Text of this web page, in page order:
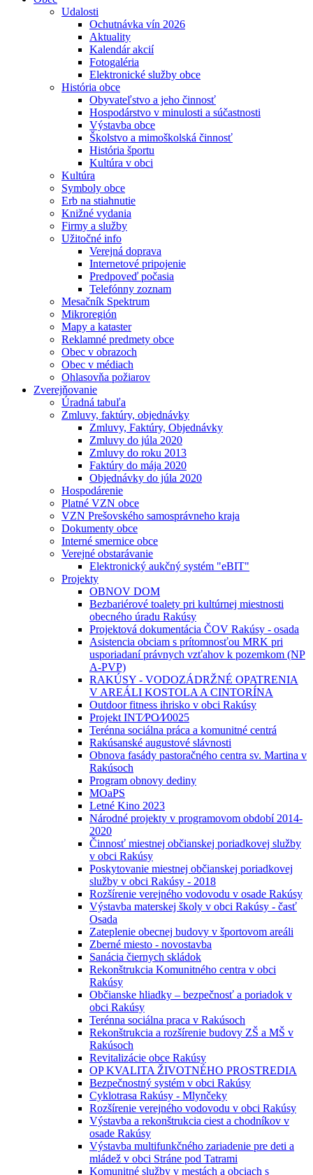
Udalosti
Ochutnávka vín 2026
Aktuality
Kalendár akcií
Fotogaléria
Elektronické služby obce
História obce
Obyvateľstvo a jeho činnosť
Hospodárstvo v minulosti a súčastnosti
Výstavba obce
Školstvo a mimoškolská činnosť
História športu
Kultúra v obci
Kultúra
Symboly obce
Erb na stiahnutie
Knižné vydania
Firmy a služby
Užitočné info
Verejná doprava
Internetové pripojenie
Predpoveď počasia
Telefónny zoznam
Mesačník Spektrum
Mikroregión
Mapy a kataster
Reklamné predmety obce
Obec v obrazoch
Obec v médiach
Ohlasovňa požiarov
Zverejňovanie
Úradná tabuľa
Zmluvy, faktúry, objednávky
Zmluvy, Faktúry, Objednávky
Zmluvy do júla 2020
Zmluvy do roku 2013
Faktúry do mája 2020
Objednávky do júla 2020
Hospodárenie
Platné VZN obce
VZN Prešovského samosprávneho kraja
Dokumenty obce
Interné smernice obce
Verejné obstarávanie
Elektronický aukčný systém "eBIT"
Projekty
OBNOV DOM
Bezbariérové toalety pri kultúrnej miestnosti
obecného úradu Rakúsy
Projektová dokumentácia ČOV Rakúsy - osada
Asistencia obciam s prítomnosťou MRK pri
usporiadaní právnych vzťahov k pozemkom (NP
A-PVP)
RAKÚSY - VODOZÁDRŽNÉ OPATRENIA
V AREÁLI KOSTOLA A CINTORÍNA
Outdoor fitness ihrisko v obci Rakúsy
Projekt INT⁄PO⁄I⁄0025
Terénna sociálna práca a komunitné centrá
Rakúsanské augustové slávnosti
Obnova fasády pastoračného centra sv. Martina v
Rakúsoch
Program obnovy dediny
MOaPS
Letné Kino 2023
Národné projekty v programovom období 2014-
2020
Činnosť miestnej občianskej poriadkovej služby
v obci Rakúsy
Poskytovanie miestnej občianskej poriadkovej
služby v obci Rakúsy - 2018
Rozšírenie verejného vodovodu v osade Rakúsy
Výstavba materskej školy v obci Rakúsy - časť
Osada
Zateplenie obecnej budovy v športovom areáli
Zberné miesto - novostavba
Sanácia čiernych skládok
Rekonštrukcia Komunitného centra v obci
Rakúsy
Občianske hliadky – bezpečnosť a poriadok v
obci Rakúsy
Terénna sociálna praca v Rakúsoch
Rekonštrukcia a rozšírenie budovy ZŠ a MŠ v
Rakúsoch
Revitalizácie obce Rakúsy
OP KVALITA ŽIVOTNÉHO PROSTREDIA
Bezpečnostný systém v obci Rakúsy
Cyklotrasa Rakúsy - Mlynčeky
Rozšírenie verejného vodovodu v obci Rakúsy
Výstavba a rekonštrukcia ciest a chodníkov v
osade Rakúsy
Výstavba multifunkčného zariadenie pre deti a
mládež v obci Stráne pod Tatrami
Komunitné služby v mestách a obciach s